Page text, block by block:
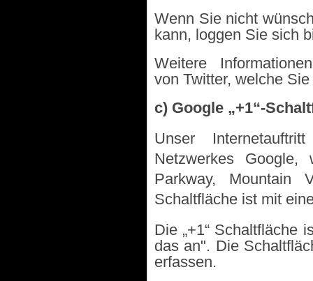
Wenn Sie nicht
kann, loggen Sie sich
Weitere
von Twitter, welche
c) Google „+1“-
Unser
Netzwerkes
Parkway, Mountain
Schaltfläche ist mit
Die „+1“ Schaltfläche
das an". Die
erfassen.